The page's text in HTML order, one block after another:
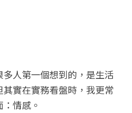
推理
人第一個想到的，是生活
實在實務看盤時，我更常
情感。